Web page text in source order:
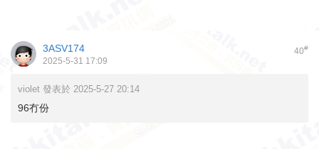
40#
3ASV174
2025-5-31 17:09
violet 發表於 2025-5-27 20:14
96冇份